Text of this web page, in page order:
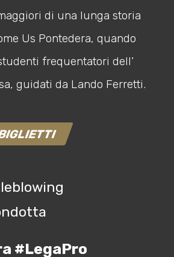
di una lunga storia
Us Pontedera, quando
frequentatori dell’
guidati da Lando Ferretti.
#LegaPro